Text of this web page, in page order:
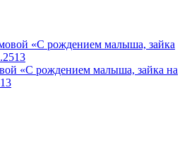
«С рождением малыша, зайка на